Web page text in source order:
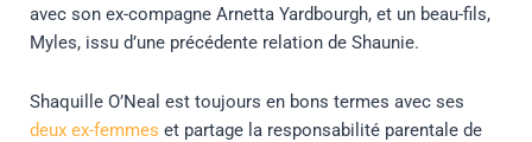
avec son ex-compagne Arnetta Yardbourgh, et un beau-fils,
Myles, issu d’une précédente relation de Shaunie.
Shaquille O’Neal est toujours en bons termes avec ses
deux ex-femmes et partage la responsabilité parentale de